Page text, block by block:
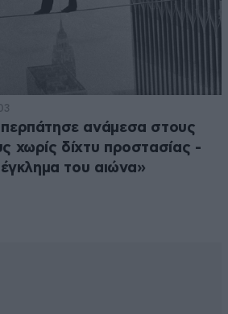
ανάμεσα στους
χωρίς δίχτυ προστασίας -
έγκλημα του αιώνα»